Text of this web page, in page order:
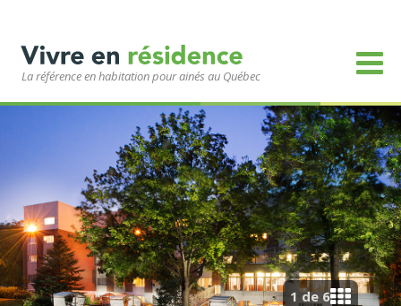
La référence en habitation pour ainés au Québec
1 de 6